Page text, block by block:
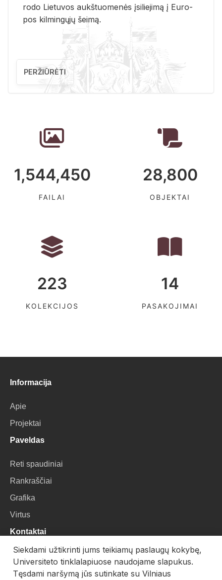
ro­do Lie­tu­vos aukš­tuo­me­nės įsi­lie­ji­mą į Eu­ro­
pos kil­min­gų­jų šei­mą.
PERŽIŪRĖTI
1,544,450
FAILAI
28,800
OBJEKTAI
223
KOLEKCIJOS
14
PASAKOJIMAI
Informacija
Apie
Projektai
Paveldas
Reti spaudiniai
Rankraščiai
Grafika
Virtus
Kontaktai
VU Biblioteka
Universiteto g. 3, LT-01122, Vilnius
Siekdami užtikrinti jums teikiamų paslaugų kokybę,
Universiteto tinklalapiuose naudojame slapukus.
Tęsdami naršymą jūs sutinkate su Vilniaus